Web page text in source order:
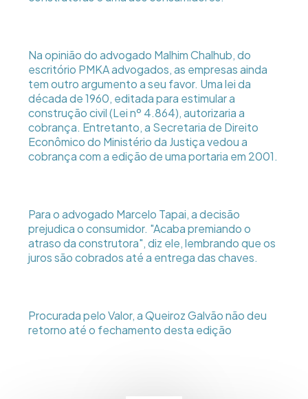
Na opinião do advogado Malhim Chalhub, do
escritório PMKA advogados, as empresas ainda
tem outro argumento a seu favor. Uma lei da
década de 1960, editada para estimular a
construção civil (Lei nº 4.864), autorizaria a
cobrança. Entretanto, a Secretaria de Direito
Econômico do Ministério da Justiça vedou a
cobrança com a edição de uma portaria em 2001.
Para o advogado Marcelo Tapai, a decisão
prejudica o consumidor. "Acaba premiando o
atraso da construtora", diz ele, lembrando que os
juros são cobrados até a entrega das chaves.
Procurada pelo Valor, a Queiroz Galvão não deu
retorno até o fechamento desta edição